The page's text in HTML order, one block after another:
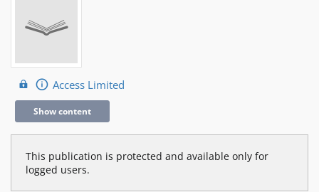
Access Limited
Show content
This publication is protected and available only for
logged users.